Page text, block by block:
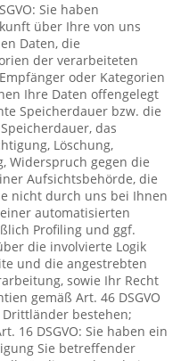
Sie haben
über Ihre von uns
Daten, die
der verarbeiteten
oder Kategorien
Ihre Daten offengelegt
Speicherdauer bzw. die
das
Löschung,
Widerspruch gegen die
Aufsichtsbehörde, die
nicht durch uns bei Ihnen
automatisierten
Profiling und ggf.
die involvierte Logik
und die angestrebten
sowie Ihr Recht
gemäß Art. 46 DSGVO
bestehen;
16 DSGVO: Sie haben ein
Sie betreffender